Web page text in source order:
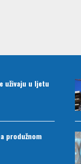
uživaju u ljetu
produžnom